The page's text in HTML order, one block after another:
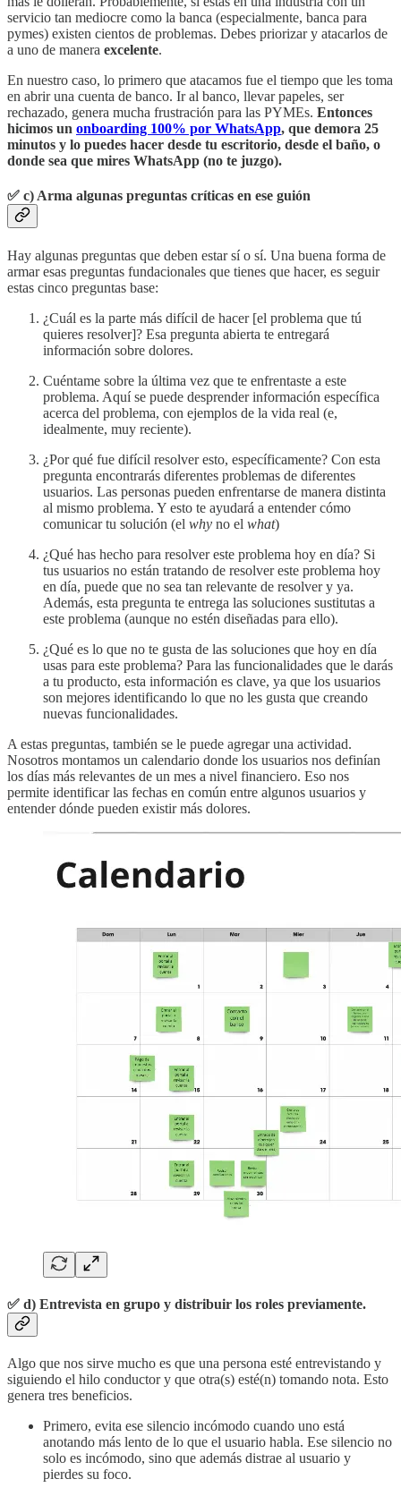
servicio tan mediocre como la banca (especialmente, banca para
pymes) existen cientos de problemas. Debes priorizar y atacarlos de
a uno de manera excelente.
En nuestro caso, lo primero que atacamos fue el tiempo que les toma
en abrir una cuenta de banco. Ir al banco, llevar papeles, ser
rechazado, genera mucha frustración para las PYMEs. Entonces
hicimos un onboarding 100% por WhatsApp, que demora 25
minutos y lo puedes hacer desde tu escritorio, desde el baño, o
donde sea que mires WhatsApp (no te juzgo).
✅ c) Arma algunas preguntas críticas en ese guión
Hay algunas preguntas que deben estar sí o sí. Una buena forma de
armar esas preguntas fundacionales que tienes que hacer, es seguir
estas cinco preguntas base:
¿Cuál es la parte más difícil de hacer [el problema que tú
quieres resolver]? Esa pregunta abierta te entregará
información sobre dolores.
Cuéntame sobre la última vez que te enfrentaste a este
problema. Aquí se puede desprender información específica
acerca del problema, con ejemplos de la vida real (e,
idealmente, muy reciente).
¿Por qué fue difícil resolver esto, específicamente? Con esta
pregunta encontrarás diferentes problemas de diferentes
usuarios. Las personas pueden enfrentarse de manera distinta
al mismo problema. Y esto te ayudará a entender cómo
comunicar tu solución (el why no el what)
¿Qué has hecho para resolver este problema hoy en día? Si
tus usuarios no están tratando de resolver este problema hoy
en día, puede que no sea tan relevante de resolver y ya.
Además, esta pregunta te entrega las soluciones sustitutas a
este problema (aunque no estén diseñadas para ello).
¿Qué es lo que no te gusta de las soluciones que hoy en día
usas para este problema? Para las funcionalidades que le darás
a tu producto, esta información es clave, ya que los usuarios
son mejores identificando lo que no les gusta que creando
nuevas funcionalidades.
A estas preguntas, también se le puede agregar una actividad.
Nosotros montamos un calendario donde los usuarios nos definían
los días más relevantes de un mes a nivel financiero. Eso nos
permite identificar las fechas en común entre algunos usuarios y
entender dónde pueden existir más dolores.
✅ d) Entrevista en grupo y distribuir los roles previamente.
Algo que nos sirve mucho es que una persona esté entrevistando y
siguiendo el hilo conductor y que otra(s) esté(n) tomando nota. Esto
genera tres beneficios.
Primero, evita ese silencio incómodo cuando uno está
anotando más lento de lo que el usuario habla. Ese silencio no
solo es incómodo, sino que además distrae al usuario y
pierdes su foco.